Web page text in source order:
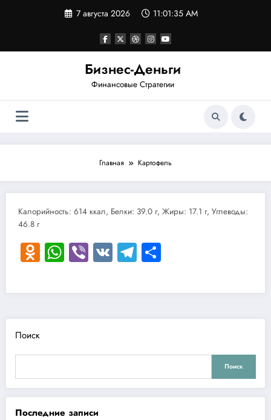
7 августа 2026 11:01:35 AM
Бизнес-Деньги
Финансовые Стратегии
Главная Картофель
Калорийность: 614 ккал, Белки: 39.0 г, Жиры: 17.1 г, Углеводы:
46.8 г
Odnoklassniki
WhatsApp
Viber
VKTelegram
Поиск
Поиск
Последние записи